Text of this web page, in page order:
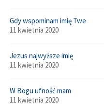
Gdy wspominam imię Twe
11 kwietnia 2020
Jezus najwyższe imię
11 kwietnia 2020
W Bogu ufność mam
11 kwietnia 2020